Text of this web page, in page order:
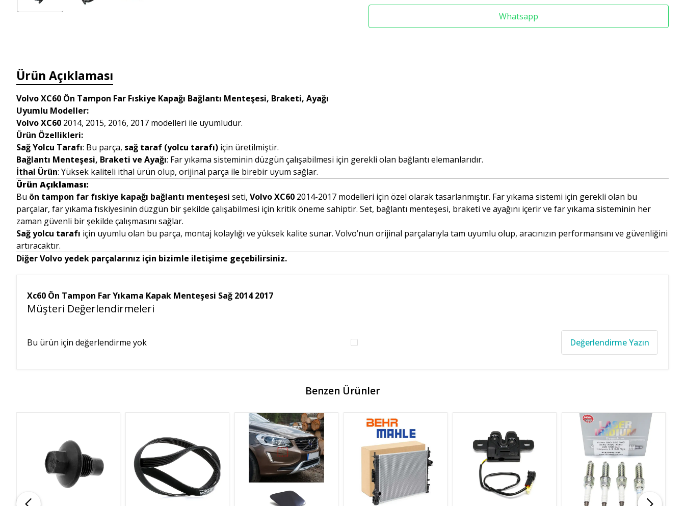
Whatsapp
Ürün Açıklaması
Volvo XC60 Ön Tampon Far Fıskiye Kapağı Bağlantı Menteşesi, Braketi, Ayağı
Uyumlu Modeller:
Volvo XC60 2014, 2015, 2016, 2017 modelleri ile uyumludur.
Ürün Özellikleri:
Sağ Yolcu Tarafı: Bu parça, sağ taraf (yolcu tarafı) için üretilmiştir.
Bağlantı Menteşesi, Braketi ve Ayağı: Far yıkama sisteminin düzgün çalışabilmesi için gerekli olan bağlantı elemanlarıdır.
İthal Ürün: Yüksek kaliteli ithal ürün olup, orijinal parça ile birebir uyum sağlar.
Ürün Açıklaması:
Bu ön tampon far fıskiye kapağı bağlantı menteşesi seti, Volvo XC60 2014-2017 modelleri için özel olarak tasarlanmıştır. Far yıkama sistemi için gerekli olan bu
parçalar, far yıkama fıskiyesinin düzgün bir şekilde çalışabilmesi için kritik öneme sahiptir. Set, bağlantı menteşesi, braketi ve ayağını içerir ve far yıkama sisteminin her
zaman güvenli bir şekilde çalışmasını sağlar.
Sağ yolcu tarafı için uyumlu olan bu parça, montaj kolaylığı ve yüksek kalite sunar. Volvo’nun orijinal parçalarıyla tam uyumlu olup, aracınızın performansını ve güvenliğini
artıracaktır.
Diğer Volvo yedek parçalarınız için bizimle iletişime geçebilirsiniz.
Xc60 Ön Tampon Far Yıkama Kapak Menteşesi Sağ 2014 2017
Müşteri Değerlendirmeleri
Bu ürün için değerlendirme yok Değerlendirme Yazın
Benzen Ürünler